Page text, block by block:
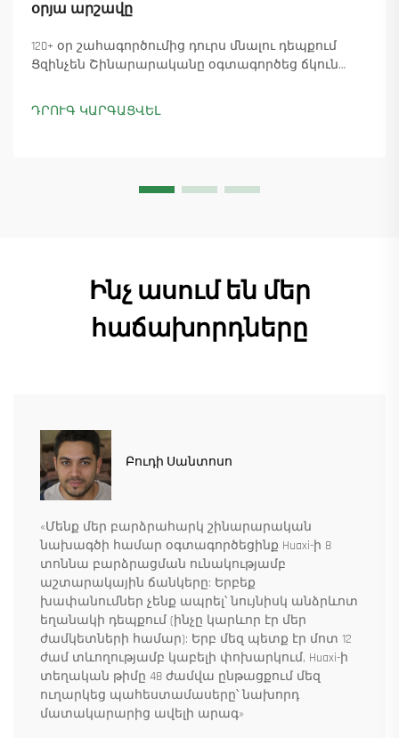
օրյա արշավը
120+ օր շահագործումից դուրս մնալու դեպքում
Ցզինչեն Շինարարականը օգտագործեց ճկուն
ապահովելով 18 աշտարակային ճանկային
տնտեսուղղիչների մատուցումը և ապահովելով
ԴՐՈՒԳ ԿԱՐԳԱՑՎԵԼ
Ինչ ասում են մեր
հաճախորդները
Բուդի Սանտոսո
«Մենք մեր բարձրահարկ շինարարական
նախագծի համար օգտագործեցինք Huaxi-ի 8
տոննա բարձրացման ունակությամբ
աշտարակային ճանկերը: Երբեք
խափանումներ չենք ապրել՝ նույնիսկ անձրևոտ
եղանակի դեպքում (ինչը կարևոր էր մեր
ժամկետների համար): Երբ մեզ պետք էր մոտ 12
ժամ տևողությամբ կաբելի փոխարկում, Huaxi-ի
տեղական թիմը 48 ժամվա ընթացքում մեզ
ուղարկեց պահեստամասերը՝ նախորդ
մատակարարից ավելի արագ»